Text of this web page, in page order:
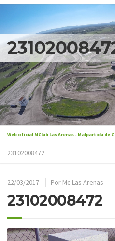
Web oficial MClub Las Arenas - Malpartida de
23102008472
22/03/2017 Por Mc Las Arenas
23102008472